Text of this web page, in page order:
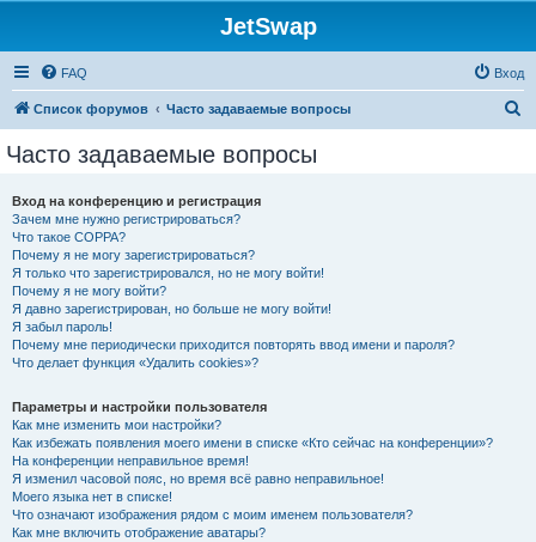
JetSwap
FAQ Вход
Список форумов Часто задаваемые вопросы
Часто задаваемые вопросы
Вход на конференцию и регистрация
Зачем мне нужно регистрироваться?
Что такое COPPA?
Почему я не могу зарегистрироваться?
Я только что зарегистрировался, но не могу войти!
Почему я не могу войти?
Я давно зарегистрирован, но больше не могу войти!
Я забыл пароль!
Почему мне периодически приходится повторять ввод имени и пароля?
Что делает функция «Удалить cookies»?
Параметры и настройки пользователя
Как мне изменить мои настройки?
Как избежать появления моего имени в списке «Кто сейчас на конференции»?
На конференции неправильное время!
Я изменил часовой пояс, но время всё равно неправильное!
Моего языка нет в списке!
Что означают изображения рядом с моим именем пользователя?
Как мне включить отображение аватары?